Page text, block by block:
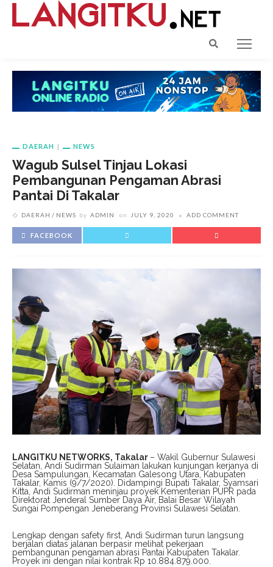
DAERAH NEWS
Wagub Sulsel Tinjau Lokasi
Pembangunan Pengaman Abrasi
Pantai Di Takalar
DAERAH NEWS by ADMIN on JULY 9, 2020 ADD COMMENT
FACEBOOK
LANGITKU NETWORKS, Takalar – Wakil Gubernur Sulawesi
Selatan, Andi Sudirman Sulaiman lakukan kunjungan kerjanya di
Desa Sampulungan, Kecamatan Galesong Utara, Kabupaten
Takalar, Kamis (9/7/2020). Didampingi Bupati Takalar, Syamsari
Kitta, Andi Sudirman meninjau proyek Kementerian PUPR pada
Direktorat Jenderal Sumber Daya Air, Balai Besar Wilayah
Sungai Pompengan Jeneberang Provinsi Sulawesi Selatan.
Lengkap dengan safety first, Andi Sudirman turun langsung
berjalan diatas jalanan berpasir melihat pekerjaan
pembangunan pengaman abrasi Pantai Kabupaten Takalar.
Proyek ini dengan nilai kontrak Rp 10.884.879.000.